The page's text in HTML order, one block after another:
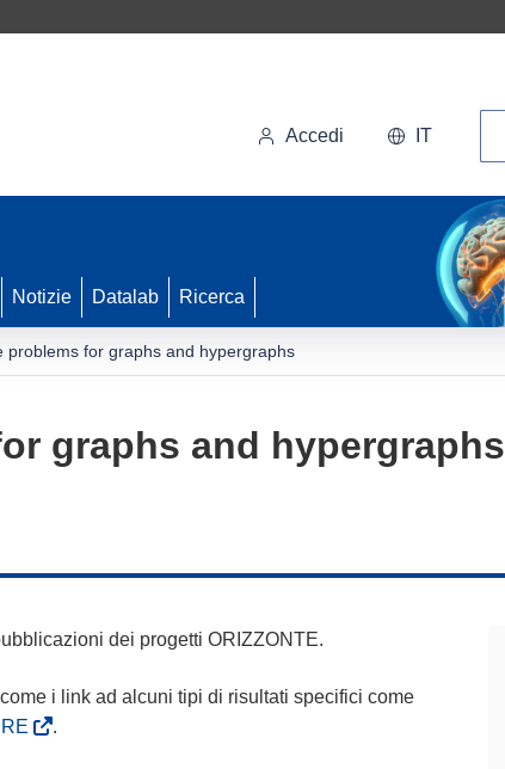
Accedi IT
Notizie Datalab Ricerca
problems for graphs and hypergraphs
graphs and hypergraphs
dei progetti ORIZZONTE.
i link ad alcuni tipi di risultati specifici come
.